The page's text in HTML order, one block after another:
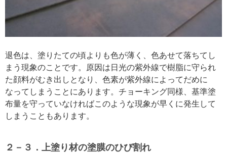
退色は、塗りたての頃よりも色が薄く、色あせて落ちてし
まう現象のことです。原因は日光の紫外線で樹脂に守られ
た顔料がむき出しとなり、色素が紫外線によってだめに
なってしまうことにあります。チョーキング同様、基準塗
布量を守っていなければこのような現象が早くに発生して
しまうこともあります。
２－３．上塗り材の塗膜のひび割れ